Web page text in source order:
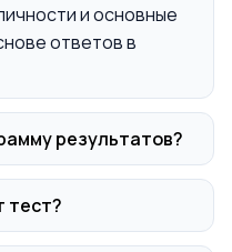
и основные
ответов в
результатов?
тест?